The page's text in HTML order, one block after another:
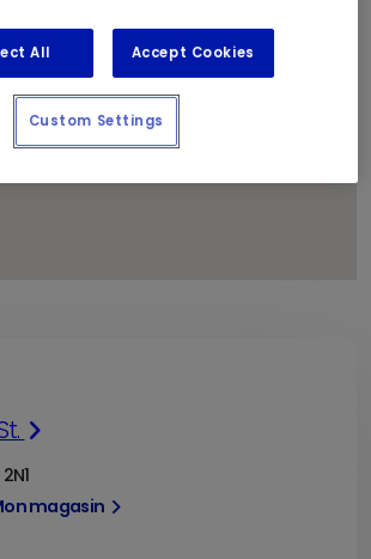
magasin
All Accept Cookies
Custom Settings